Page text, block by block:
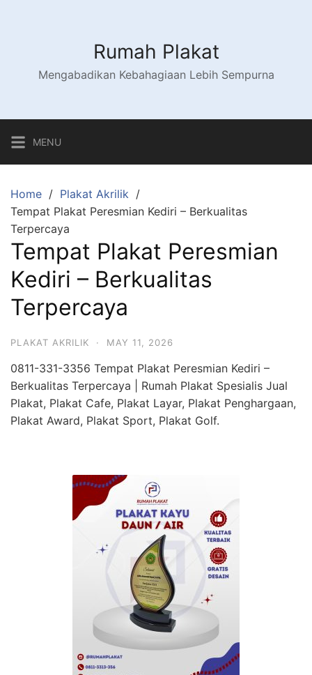
Rumah Plakat
Mengabadikan Kebahagiaan Lebih Sempurna
MENU
Home
Plakat Akrilik
Tempat Plakat Peresmian Kediri – Berkualitas
Terpercaya
Tempat Plakat Peresmian
Kediri – Berkualitas
Terpercaya
PLAKAT AKRILIK · MAY 11, 2026
0811-331-3356 Tempat Plakat Peresmian Kediri –
Berkualitas Terpercaya | Rumah Plakat Spesialis Jual
Plakat, Plakat Cafe, Plakat Layar, Plakat Penghargaan,
Plakat Award, Plakat Sport, Plakat Golf.